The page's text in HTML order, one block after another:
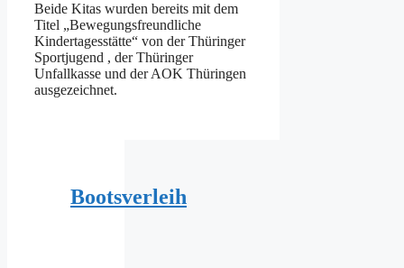
Beide Kitas wurden bereits mit dem
Titel „Bewegungsfreundliche
Kindertagesstätte“ von der Thüringer
Sportjugend , der Thüringer
Unfallkasse und der AOK Thüringen
ausgezeichnet.
Bootsverleih